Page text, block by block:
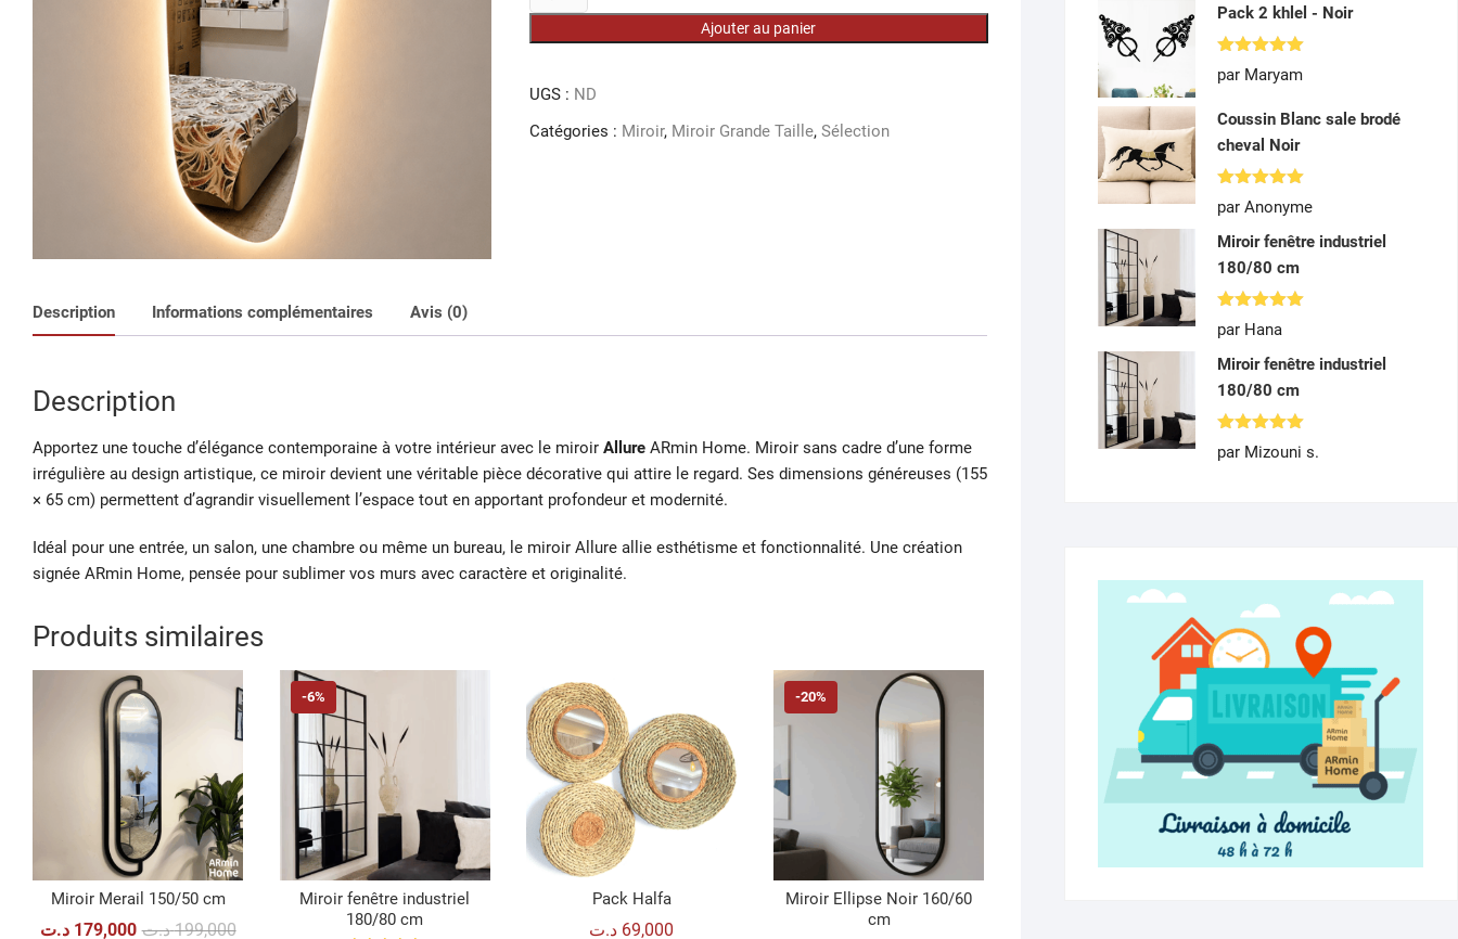
de
Miroir
SC
Ajouter au panier
UGS : ND
Catégories : Miroir, Miroir Grande Taille,Sélection
Description Informations complémentaires Avis (0)
Description
Apportez une touche d’élégance contemporaine à votre intérieur avec le miroir Allure ARmin Home. Miroir sans cadre d’une forme
irrégulière au design artistique, ce miroir devient une véritable pièce décorative qui attire le regard. Ses dimensions généreuses (155
× 65 cm) permettent d’agrandir visuellement l’espace tout en apportant profondeur et modernité.
Idéal pour une entrée, un salon, une chambre ou même un bureau, le miroir Allure allie esthétisme et fonctionnalité. Une création
signée ARmin Home, pensée pour sublimer vos murs avec caractère et originalité.
Produits similaires
Miroir Merail 150/50 cm
199,000 د.ت
Le
179,000 د.ت
Le
-6%
Miroir fenêtre industriel
180/80 cm
Pack Halfa
69,000 د.ت
-20%
Miroir Ellipse Noir 160/60
cm
Pack 2 khlel - Noir
Note
sur 5
par Maryam
Coussin Blanc sale brodé
cheval Noir
Note
sur 5
par Anonyme
Miroir fenêtre industriel
180/80 cm
Note
sur 5
par Hana
Miroir fenêtre industriel
180/80 cm
Note5
sur 5
par Mizouni s.